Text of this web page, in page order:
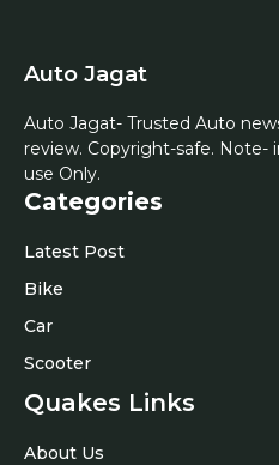
Auto Jagat
Auto Jagat- Trusted Auto
review. Copyright-safe. Note-
use Only.
Categories
Latest Post
Bike
Car
Scooter
Quakes Links
About Us